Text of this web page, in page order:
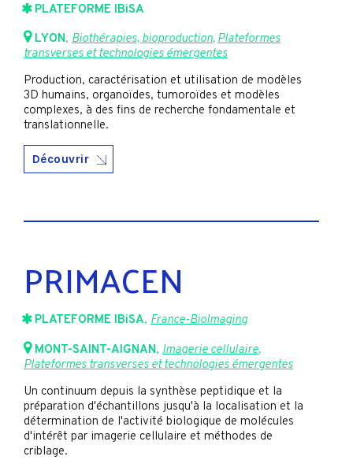
PLATEFORME IBiSA
LYON, Biothérapies, bioproduction, Plateformes
transverses et technologies émergentes
Production, caractérisation et utilisation de modèles
3D humains, organoïdes, tumoroïdes et modèles
complexes, à des fins de recherche fondamentale et
translationnelle.
Découvrir
PRIMACEN
PLATEFORME IBiSA, France-BioImaging
MONT-SAINT-AIGNAN, Imagerie cellulaire,
Plateformes transverses et technologies émergentes
Un continuum depuis la synthèse peptidique et la
préparation d'échantillons jusqu'à la localisation et la
détermination de l'activité biologique de molécules
d'intérêt par imagerie cellulaire et méthodes de
criblage.